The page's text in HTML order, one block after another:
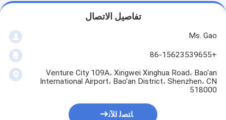
تفاصيل الاتصال
Ms. Gao
+86-15623539655
Venture City 109A، Xingwei Xinghua Road، Bao'an
International Airport، Bao'an District، Shenzhen، CN
518000
ﺎﺘﺼﻟ ﺍﻶﻧ